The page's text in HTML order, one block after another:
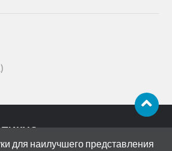
РОССИЯ, МОСКВА,
для наилучшего представления